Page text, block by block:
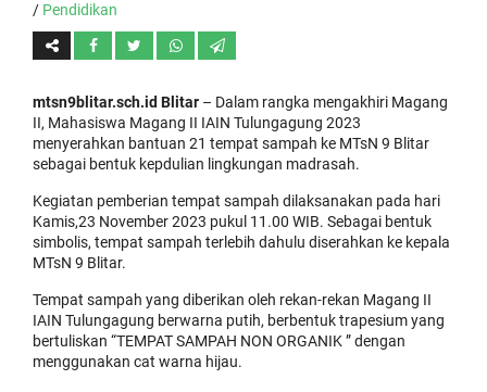
/ Pendidikan
mtsn9blitar.sch.id Blitar – Dalam rangka mengakhiri Magang
II, Mahasiswa Magang II IAIN Tulungagung 2023
menyerahkan bantuan 21 tempat sampah ke MTsN 9 Blitar
sebagai bentuk kepdulian lingkungan madrasah.
Kegiatan pemberian tempat sampah dilaksanakan pada hari
Kamis,23 November 2023 pukul 11.00 WIB. Sebagai bentuk
simbolis, tempat sampah terlebih dahulu diserahkan ke kepala
MTsN 9 Blitar.
Tempat sampah yang diberikan oleh rekan-rekan Magang II
IAIN Tulungagung berwarna putih, berbentuk trapesium yang
bertuliskan “TEMPAT SAMPAH NON ORGANIK ” dengan
menggunakan cat warna hijau.